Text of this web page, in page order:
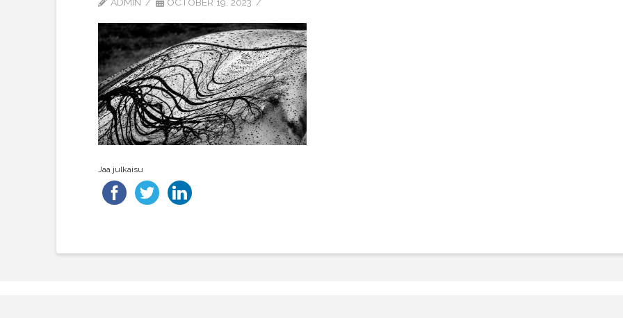
Jaa julkaisu